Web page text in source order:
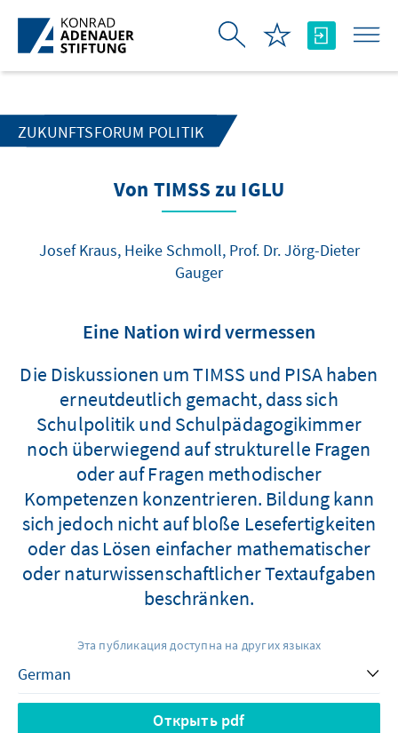
Skip to Main Content
ZUKUNFTSFORUM POLITIK
Von TIMSS zu IGLU
Josef Kraus, Heike Schmoll, Prof. Dr. Jörg-Dieter
Gauger
Eine Nation wird vermessen
Die Diskussionen um TIMSS und PISA haben
erneutdeutlich gemacht, dass sich
Schulpolitik und Schulpädagogikimmer
noch überwiegend auf strukturelle Fragen
oder auf Fragen methodischer
Kompetenzen konzentrieren. Bildung kann
sich jedoch nicht auf bloße Lesefertigkeiten
oder das Lösen einfacher mathematischer
oder naturwissenschaftlicher Textaufgaben
beschränken.
Эта публикация доступна на других языках
Открыть pdf